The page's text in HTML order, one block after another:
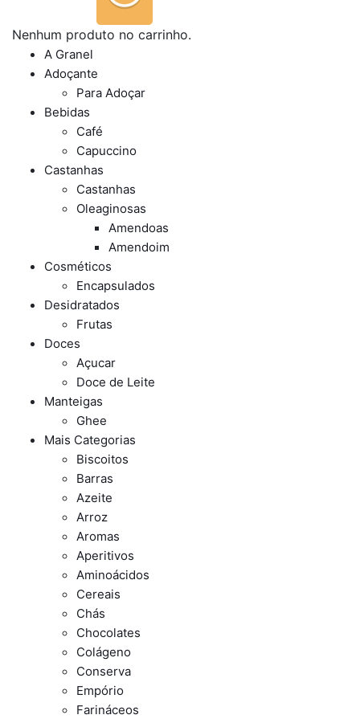
Nenhum produto no carrinho.
A Granel
Adoçante
Para Adoçar
Bebidas
Café
Capuccino
Castanhas
Castanhas
Oleaginosas
Amendoas
Amendoim
Cosméticos
Encapsulados
Desidratados
Frutas
Doces
Açucar
Doce de Leite
Manteigas
Ghee
Mais Categorias
Biscoitos
Barras
Azeite
Arroz
Aromas
Aperitivos
Aminoácidos
Cereais
Chás
Chocolates
Colágeno
Conserva
Empório
Farináceos